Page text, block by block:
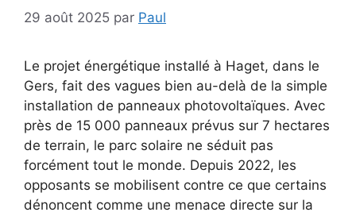
29 août 2025 par Paul
Le projet énergétique installé à Haget, dans le
Gers, fait des vagues bien au-delà de la simple
installation de panneaux photovoltaïques. Avec
près de 15 000 panneaux prévus sur 7 hectares
de terrain, le parc solaire ne séduit pas
forcément tout le monde. Depuis 2022, les
opposants se mobilisent contre ce que certains
dénoncent comme une menace directe sur la